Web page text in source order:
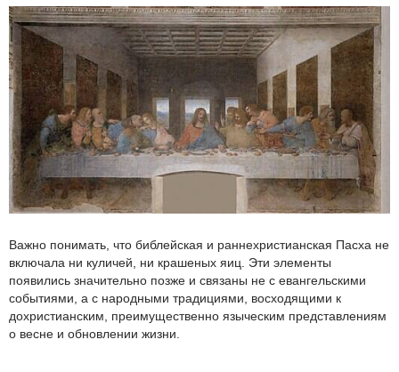
Важно понимать, что библейская и раннехристианская Пасха не
включала ни куличей, ни крашеных яиц. Эти элементы
появились значительно позже и связаны не с евангельскими
событиями, а с народными традициями, восходящими к
дохристианским, преимущественно языческим представлениям
о весне и обновлении жизни.